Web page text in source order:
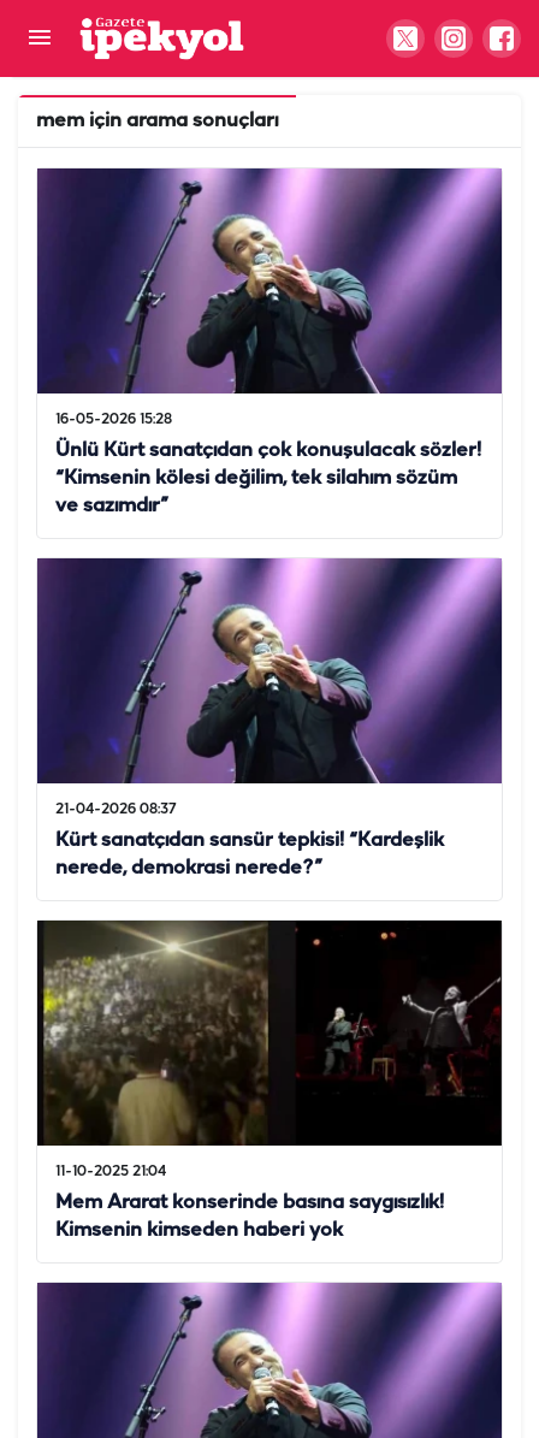
mem için arama sonuçları
16-05-2026 15:28
Ünlü Kürt sanatçıdan çok konuşulacak sözler!
“Kimsenin kölesi değilim, tek silahım sözüm
ve sazımdır”
21-04-2026 08:37
Kürt sanatçıdan sansür tepkisi! “Kardeşlik
nerede, demokrasi nerede?”
11-10-2025 21:04
Mem Ararat konserinde basına saygısızlık!
Kimsenin kimseden haberi yok